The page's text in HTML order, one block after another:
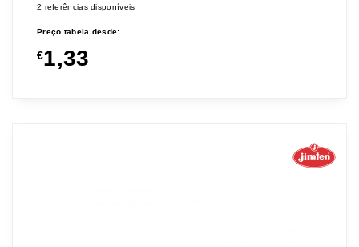
2 referências disponíveis
Preço tabela desde:
€1,33